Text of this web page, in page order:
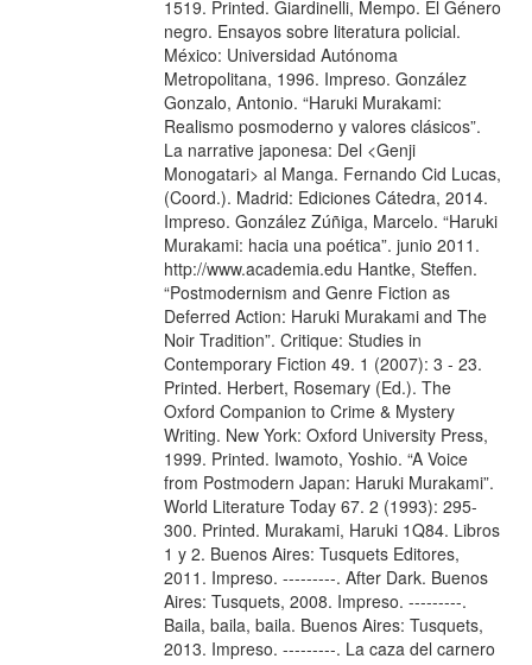
1519. Printed. Giardinelli, Mempo. El Género
negro. Ensayos sobre literatura policial.
México: Universidad Autónoma
Metropolitana, 1996. Impreso. González
Gonzalo, Antonio. “Haruki Murakami:
Realismo posmoderno y valores clásicos”.
La narrative japonesa: Del <Genji
Monogatari> al Manga. Fernando Cid Lucas,
(Coord.). Madrid: Ediciones Cátedra, 2014.
Impreso. González Zúñiga, Marcelo. “Haruki
Murakami: hacia una poética”. junio 2011.
http://www.academia.edu Hantke, Steffen.
“Postmodernism and Genre Fiction as
Deferred Action: Haruki Murakami and The
Noir Tradition”. Critique: Studies in
Contemporary Fiction 49. 1 (2007): 3 - 23.
Printed. Herbert, Rosemary (Ed.). The
Oxford Companion to Crime & Mystery
Writing. New York: Oxford University Press,
1999. Printed. Iwamoto, Yoshio. “A Voice
from Postmodern Japan: Haruki Murakami”.
World Literature Today 67. 2 (1993): 295-
300. Printed. Murakami, Haruki 1Q84. Libros
1 y 2. Buenos Aires: Tusquets Editores,
2011. Impreso. ---------. After Dark. Buenos
Aires: Tusquets, 2008. Impreso. ---------.
Baila, baila, baila. Buenos Aires: Tusquets,
2013. Impreso. ---------. La caza del carnero